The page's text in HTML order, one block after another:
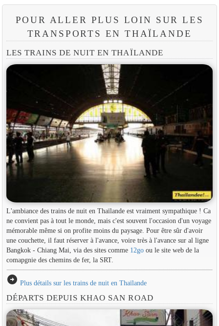
POUR ALLER PLUS LOIN SUR LES
TRANSPORTS EN THAÏLANDE
LES TRAINS DE NUIT EN THAÏLANDE
L'ambiance des trains de nuit en Thaïlande est vraiment sympathique ! Ca
ne convient pas à tout le monde, mais c'est souvent l'occasion d'un voyage
mémorable même si on profite moins du paysage. Pour être sûr d'avoir
une couchette, il faut réserver à l'avance, voire très à l'avance sur al ligne
Bangkok - Chiang Mai, via des sites comme 12goou le site web de la
comapgnie des chemins de fer, la SRT.
arrow_circle_right Plus détails sur les trains de nuit en Thaïlande
DÉPARTS DEPUIS KHAO SAN ROAD